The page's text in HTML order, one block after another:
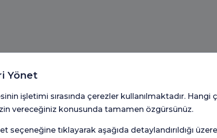
Göğüs
Hastalıkları
Göz
Yönet
işletimi sırasında çerezler kullanılmaktadır. Hangi
vereceğiniz konusunda tamamen özgürsünüz.
seçeneğine tıklayarak aşağıda detaylandırıldığı üzere